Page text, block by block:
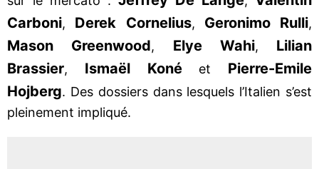
Carboni, Derek Cornelius, Geronimo Rulli,
Mason Greenwood, Elye Wahi, Lilian
Brassier, Ismaël Konéet Pierre-Emile
Hojberg. Des dossiers dans lesquels l’Italien s’est
pleinement impliqué.